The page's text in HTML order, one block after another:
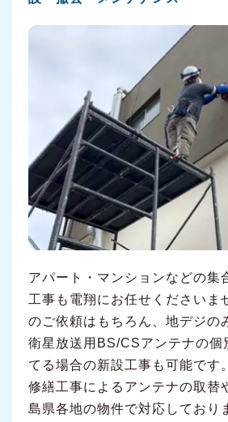
アパート・マンションなどの集
工事も電翔にお任せくださいま
のご依頼はもちろん、地デジの
衛星放送用BS/CSアンテナの個
てる場合の新設工事も可能です
修繕工事によるアンテナの取替
島県各地の物件で対応しており